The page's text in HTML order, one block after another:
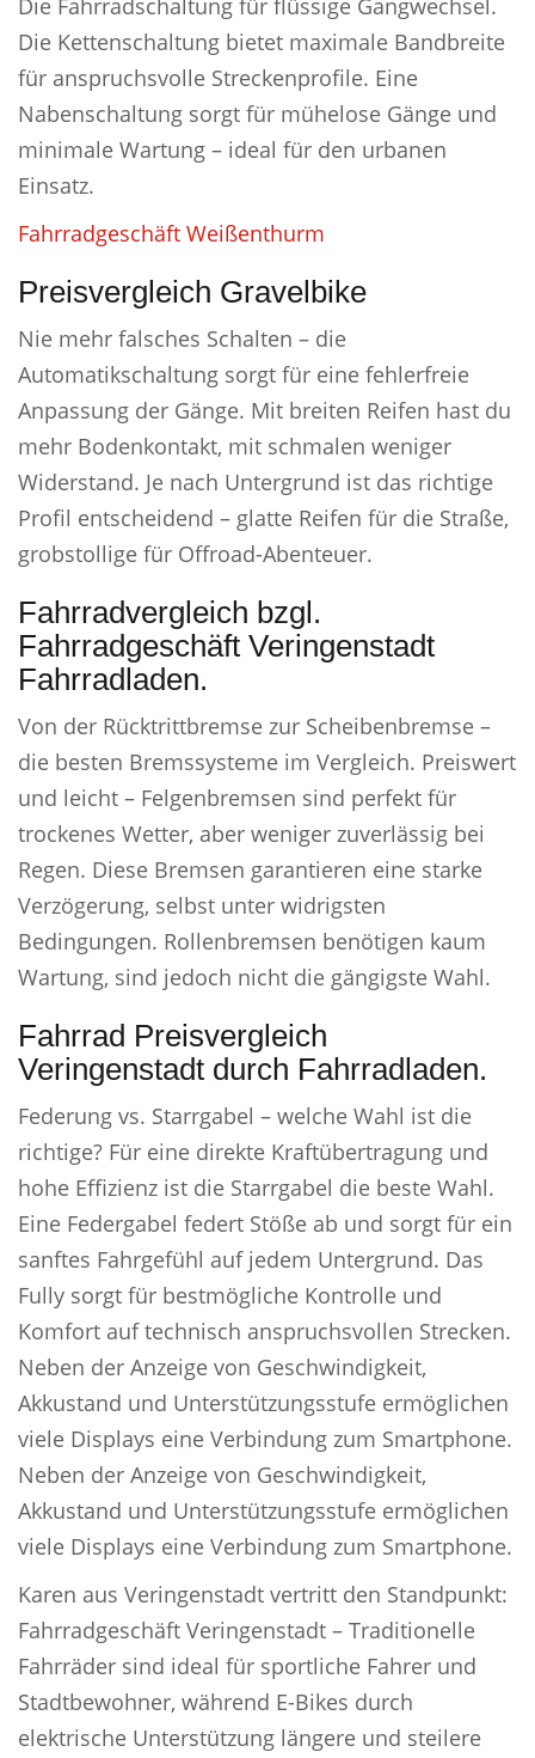
Die Fahrradschaltung für flüssige Gangwechsel.
Die Kettenschaltung bietet maximale Bandbreite
für anspruchsvolle Streckenprofile. Eine
Nabenschaltung sorgt für mühelose Gänge und
minimale Wartung – ideal für den urbanen
Einsatz.
Fahrradgeschäft Weißenthurm
Preisvergleich Gravelbike
Nie mehr falsches Schalten – die
Automatikschaltung sorgt für eine fehlerfreie
Anpassung der Gänge. Mit breiten Reifen hast du
mehr Bodenkontakt, mit schmalen weniger
Widerstand. Je nach Untergrund ist das richtige
Profil entscheidend – glatte Reifen für die Straße,
grobstollige für Offroad-Abenteuer.
Fahrradvergleich bzgl.
Fahrradgeschäft Veringenstadt
Fahrradladen.
Von der Rücktrittbremse zur Scheibenbremse –
die besten Bremssysteme im Vergleich. Preiswert
und leicht – Felgenbremsen sind perfekt für
trockenes Wetter, aber weniger zuverlässig bei
Regen. Diese Bremsen garantieren eine starke
Verzögerung, selbst unter widrigsten
Bedingungen. Rollenbremsen benötigen kaum
Wartung, sind jedoch nicht die gängigste Wahl.
Fahrrad Preisvergleich
Veringenstadt durch Fahrradladen.
Federung vs. Starrgabel – welche Wahl ist die
richtige? Für eine direkte Kraftübertragung und
hohe Effizienz ist die Starrgabel die beste Wahl.
Eine Federgabel federt Stöße ab und sorgt für ein
sanftes Fahrgefühl auf jedem Untergrund. Das
Fully sorgt für bestmögliche Kontrolle und
Komfort auf technisch anspruchsvollen Strecken.
Neben der Anzeige von Geschwindigkeit,
Akkustand und Unterstützungsstufe ermöglichen
viele Displays eine Verbindung zum Smartphone.
Neben der Anzeige von Geschwindigkeit,
Akkustand und Unterstützungsstufe ermöglichen
viele Displays eine Verbindung zum Smartphone.
Karen aus Veringenstadt vertritt den Standpunkt:
Fahrradgeschäft Veringenstadt – Traditionelle
Fahrräder sind ideal für sportliche Fahrer und
Stadtbewohner, während E-Bikes durch
elektrische Unterstützung längere und steilere